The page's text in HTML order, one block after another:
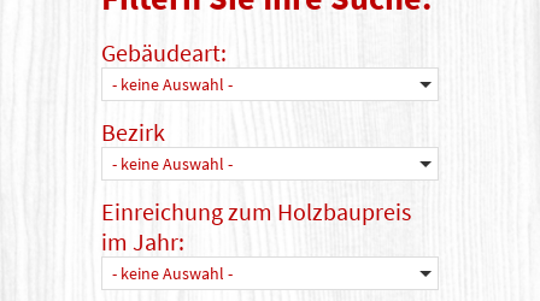
Gebäudeart:
- keine Auswahl -
Bezirk
- keine Auswahl -
Einreichung zum Holzbaupreis
im Jahr:
- keine Auswahl -